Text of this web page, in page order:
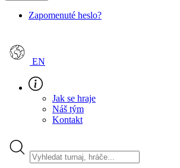
Zapomenuté heslo?
EN
Jak se hraje
Náš tým
Kontakt